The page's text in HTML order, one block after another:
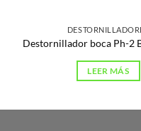
Destornillador boca Ph-2
LEER MÁS